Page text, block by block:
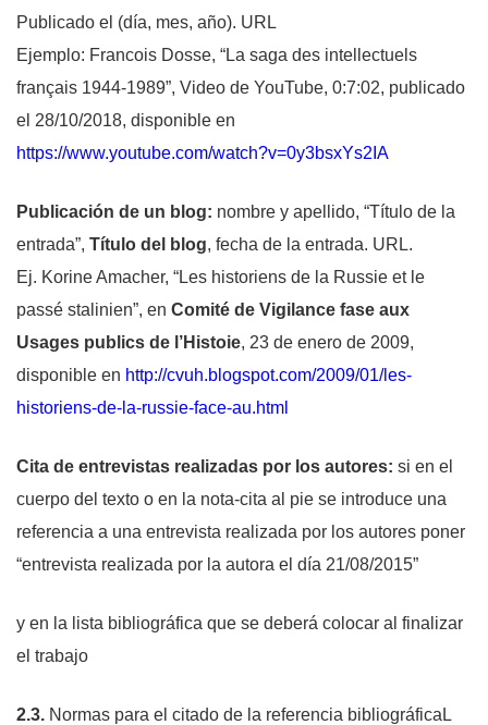
Publicado el (día, mes, año). URL
Ejemplo: Francois Dosse, “La saga des intellectuels
français 1944-1989”, Video de YouTube, 0:7:02, publicado
el 28/10/2018, disponible en
https://www.youtube.com/watch?v=0y3bsxYs2IA
Publicación de un blog: nombre y apellido, “Título de la
entrada”, Título del blog, fecha de la entrada. URL.
Ej. Korine Amacher, “Les historiens de la Russie et le
passé stalinien”, en Comité de Vigilance fase aux
Usages publics de l’Histoie, 23 de enero de 2009,
disponible en http://cvuh.blogspot.com/2009/01/les-
historiens-de-la-russie-face-au.html
Cita de entrevistas realizadas por los autores: si en el
cuerpo del texto o en la nota-cita al pie se introduce una
referencia a una entrevista realizada por los autores poner
“entrevista realizada por la autora el día 21/08/2015”
y en la lista bibliográfica que se deberá colocar al finalizar
el trabajo
2.3. Normas para el citado de la referencia bibliográficaL